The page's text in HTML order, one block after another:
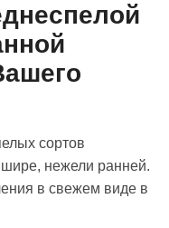
сортов
шире, нежели ранней.
в свежем виде в